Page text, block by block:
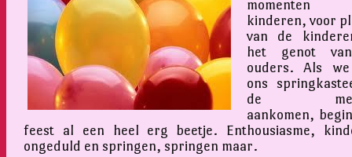
momenten
kinderen, voor
van de
het genot
ouders. Als
ons
de
aankomen,
feest al een heel erg beetje. Enthousiasme,
ongeduld en springen, springen maar.